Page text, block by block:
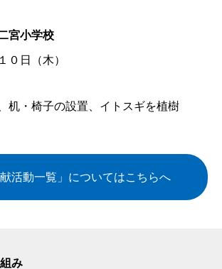
宮小学校
０日（木）
机・椅子の設置、イトスギを植樹
献活動一覧」についてはこちらへ
み